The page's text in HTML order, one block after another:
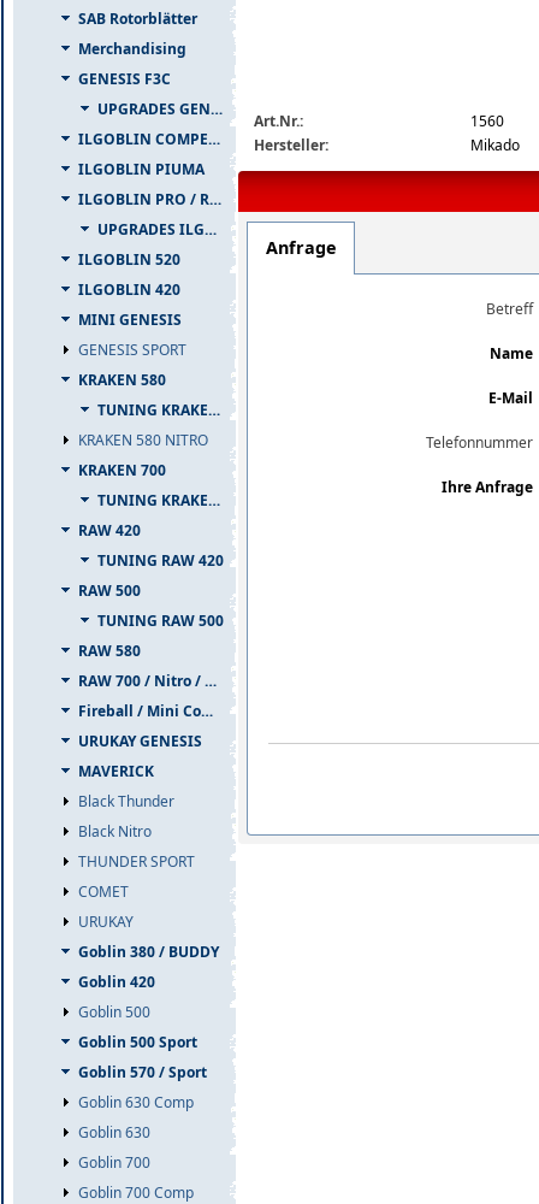
SAB Rotorblätter
Merchandising
GENESIS F3C
UPGRADES GENESIS F3C
ILGOBLIN COMPETIZIONE
ILGOBLIN PIUMA
ILGOBLIN PRO / RAW 700
UPGRADES ILGOBLIN PRO / RAW 700
ILGOBLIN 520
ILGOBLIN 420
MINI GENESIS
GENESIS SPORT
KRAKEN 580
TUNING KRAKEN 580
KRAKEN 580 NITRO
KRAKEN 700
TUNING KRAKEN 700
RAW 420
TUNING RAW 420
RAW 500
TUNING RAW 500
RAW 580
RAW 700 / Nitro / PIUMA
Fireball / Mini Comet
URUKAY GENESIS
MAVERICK
Black Thunder
Black Nitro
THUNDER SPORT
COMET
URUKAY
Goblin 380 / BUDDY
Goblin 420
Goblin 500
Goblin 500 Sport
Goblin 570 / Sport
Goblin 630 Comp
Goblin 630
Goblin 700
Goblin 700 Comp
Art.Nr.:
1560
Hersteller:
Mikado
Anfrage
Betreff
Name
E-Mail
Telefonnummer
Ihre Anfrage